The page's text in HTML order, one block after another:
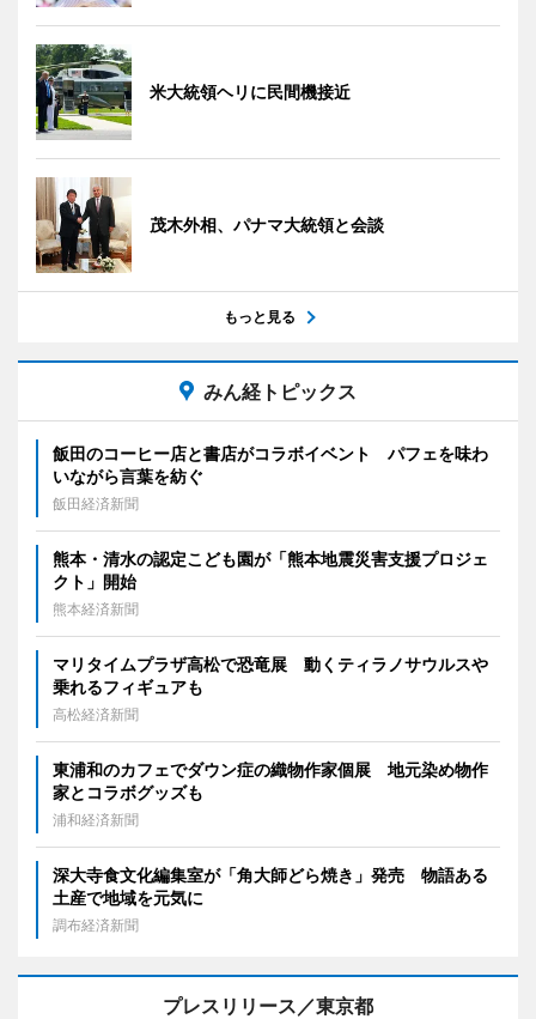
米大統領ヘリに民間機接近
茂木外相、パナマ大統領と会談
もっと見る
みん経トピックス
飯田のコーヒー店と書店がコラボイベント パフェを味わ
いながら言葉を紡ぐ
飯田経済新聞
熊本・清水の認定こども園が「熊本地震災害支援プロジェ
クト」開始
熊本経済新聞
マリタイムプラザ高松で恐竜展 動くティラノサウルスや
乗れるフィギュアも
高松経済新聞
東浦和のカフェでダウン症の織物作家個展 地元染め物作
家とコラボグッズも
浦和経済新聞
深大寺食文化編集室が「角大師どら焼き」発売 物語ある
土産で地域を元気に
調布経済新聞
プレスリリース／東京都